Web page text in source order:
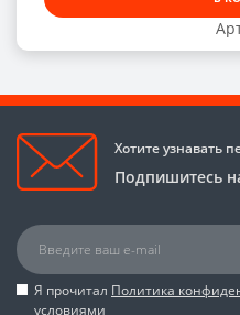
Хотите узнавать
Подпишитесь
Я прочитал Политика
условиями